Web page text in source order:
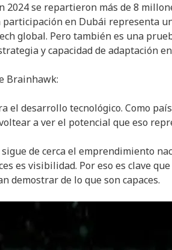
se repartieron más de 8
en Dubái representa
global. Pero también es una
y capacidad de adaptación
Brainhawk:
el desarrollo tecnológico. Como
a ver el potencial que eso
de cerca el emprendimiento
es visibilidad. Por eso es clave
demostrar de lo que son capaces.